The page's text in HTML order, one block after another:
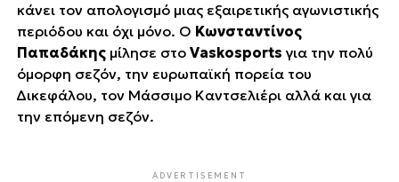
κάνει τον απολογισμό μιας εξαιρετικής αγωνιστικής
περιόδου και όχι μόνο. Ο Κωνσταντίνος
Παπαδάκηςμίλησε στο Vaskosports για την πολύ
όμορφη σεζόν, την ευρωπαϊκή πορεία του
΄΄Δικεφάλου΄΄, τον Μάσσιμο Καντσελιέρι αλλά και για
την επόμενη σεζόν.
ADVERTISEMENT